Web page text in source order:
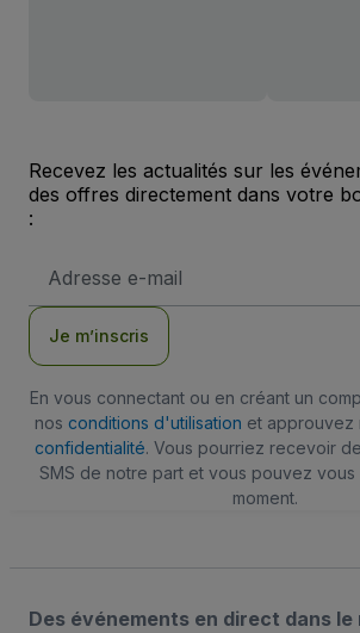
Recevez les actualités sur les
des offres directement dans votre
:
e-
Je m’inscris
En vous connectant ou en créant un
nos conditions d'utilisation et approuvez
confidentialité. Vous pourriez recevoir
SMS de notre part et vous pouvez
moment.
Des événements en direct dans le